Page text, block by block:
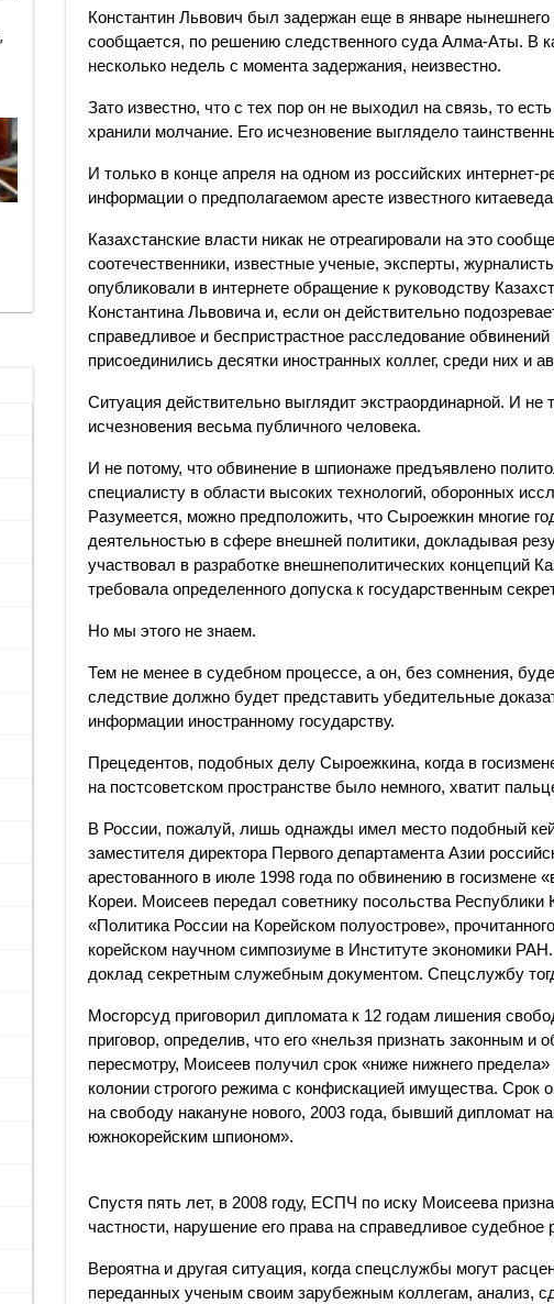
Константин Львович был задержан еще в январе нынешнего
сообщается, по решению следственного суда Алма-Аты. В
несколько недель с момента задержания, неизвестно.
Зато известно, что с тех пор он не выходил на связь, то
хранили молчание. Его исчезновение выглядело
И только в конце апреля на одном из российских интернет-
информации о предполагаемом аресте известного
Казахстанские власти никак не отреагировали на это
соотечественники, известные ученые, эксперты,
опубликовали в интернете обращение к руководству
Константина Львовича и, если он действительно
справедливое и беспристрастное расследование
присоединились десятки иностранных коллег, среди них и
Ситуация действительно выглядит экстраординарной. И не
исчезновения весьма публичного человека.
И не потому, что обвинение в шпионаже предъявлено
специалисту в области высоких технологий, оборонных
Разумеется, можно предположить, что Сыроежкин многие
деятельностью в сфере внешней политики, докладывая
участвовал в разработке внешнеполитических концепций
требовала определенного допуска к государственным
Но мы этого не знаем.
Тем не менее в судебном процессе, а он, без сомнения,
следствие должно будет представить убедительные
информации иностранному государству.
Прецедентов, подобных делу Сыроежкина, когда в
на постсоветском пространстве было немного, хватит
В России, пожалуй, лишь однажды имел место подобный
заместителя директора Первого департамента Азии
арестованного в июле 1998 года по обвинению в
Кореи. Моисеев передал советнику посольства
«Политика России на Корейском полуострове»,
корейском научном симпозиуме в Институте экономики
доклад секретным служебным документом. Спецслужбу
Мосгорсуд приговорил дипломата к 12 годам лишения
приговор, определив, что его «нельзя признать законным
пересмотру, Моисеев получил срок «ниже нижнего
колонии строгого режима с конфискацией имущества. Срок
на свободу накануне нового, 2003 года, бывший дипломат
южнокорейским шпионом».
Спустя пять лет, в 2008 году, ЕСПЧ по иску Моисеева
частности, нарушение его права на справедливое судебное
Вероятна и другая ситуация, когда спецслужбы могут
переданных ученым своим зарубежным коллегам, анализ,